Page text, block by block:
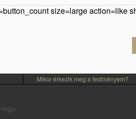
size=large action=like
Mikor érkezik meg a festményem?
tagja